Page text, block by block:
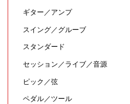
ギター／アンプ
スイング／グルーブ
スタンダード
セッション／ライブ／音源
ピック／弦
ペダル／ツール